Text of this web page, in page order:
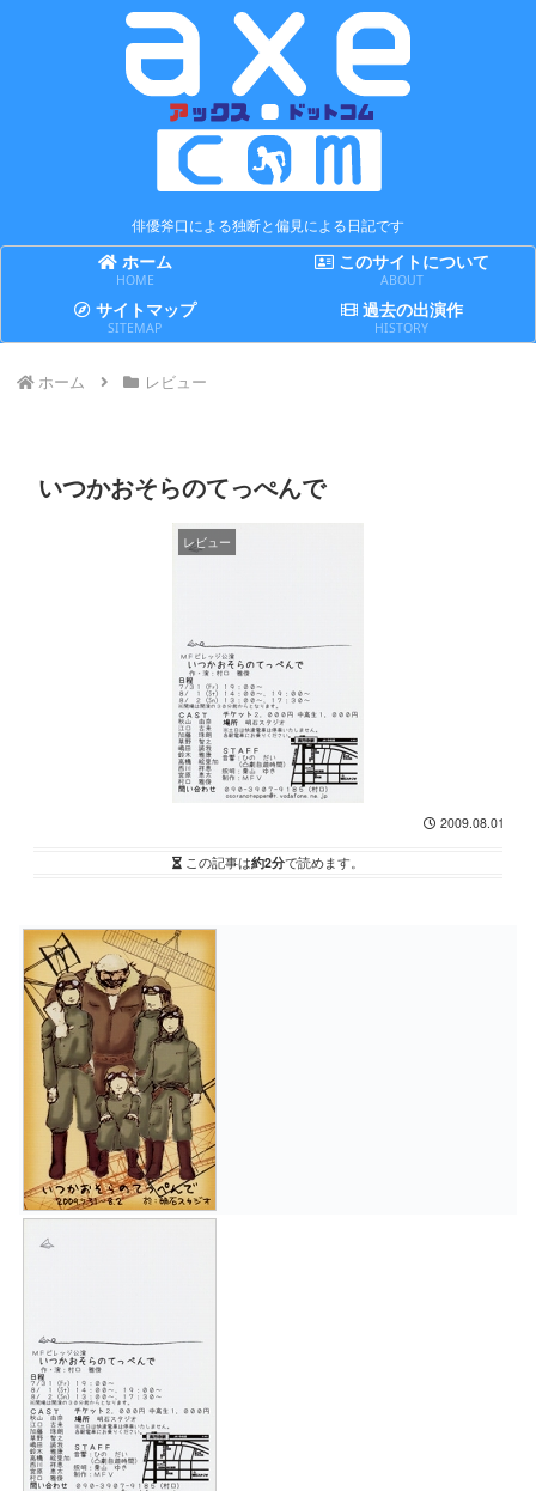
俳優斧口による独断と偏見による日記です
ホーム
HOME
このサイトについて
ABOUT
サイトマップ
SITEMAP
過去の出演作
HISTORY
ホーム レビュー
いつかおそらのてっぺんで
レビュー
2009.08.01
この記事は約2分で読めます。